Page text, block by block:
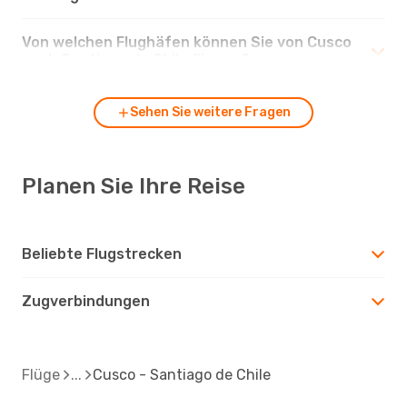
Von welchen Flughäfen können Sie von Cusco
Sehen Sie weitere Fragen
Planen Sie Ihre Reise
Beliebte Flugstrecken
Zugverbindungen
Flüge Cusco - Santiago de Chile